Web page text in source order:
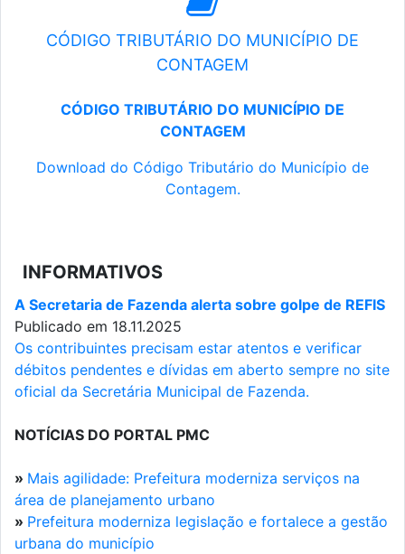
CÓDIGO TRIBUTÁRIO DO MUNICÍPIO DE
CONTAGEM
CÓDIGO TRIBUTÁRIO DO MUNICÍPIO DE
CONTAGEM
Download do Código Tributário do Município de
Contagem.
INFORMATIVOS
A Secretaria de Fazenda alerta sobre golpe de REFIS
Publicado em 18.11.2025
Os contribuintes precisam estar atentos e verificar
débitos pendentes e dívidas em aberto sempre no site
oficial da Secretária Municipal de Fazenda.
NOTÍCIAS DO PORTAL PMC
» Mais agilidade: Prefeitura moderniza serviços na
área de planejamento urbano
» Prefeitura moderniza legislação e fortalece a gestão
urbana do município